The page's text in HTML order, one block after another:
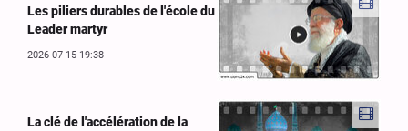
Les piliers durables de l'école du
Leader martyr
2026-07-15 19:38
La clé de l'accélération de la